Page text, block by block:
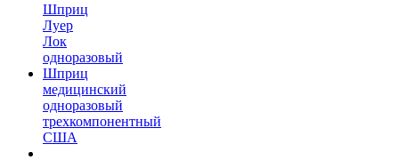
Шприц
Луер
Лок
одноразовый
Шприц
медицинский
одноразовый
трехкомпонентный
США